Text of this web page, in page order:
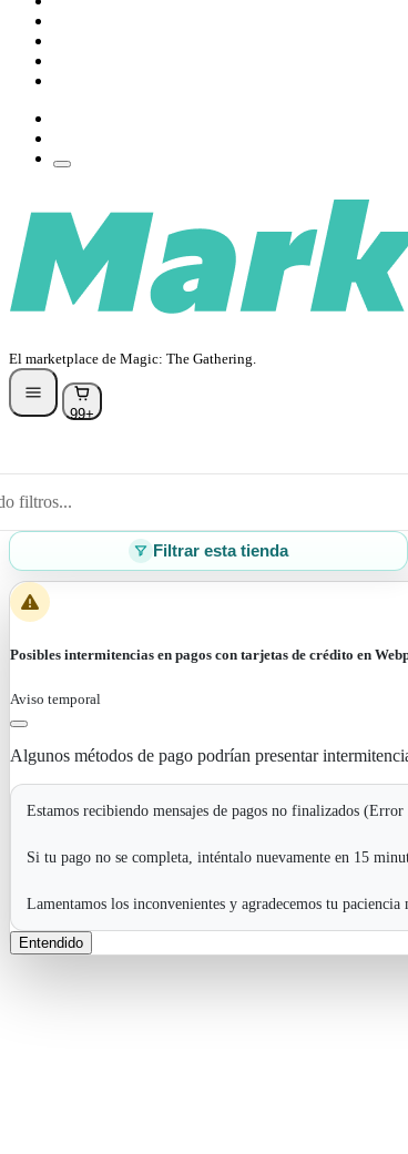
El marketplace de Magic: The Gathering.
99+
filtros...
Filtrar esta tienda
Posibles intermitencias en pagos con tarjetas de crédito en
Aviso temporal
Algunos métodos de pago podrían presentar
Estamos recibiendo mensajes de pagos no finalizados
Si tu pago no se completa, inténtalo nuevamente en 15
Lamentamos los inconvenientes y agradecemos tu
Entendido